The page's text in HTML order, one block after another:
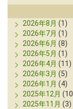
2026年8月 (1)
2026年7月 (1)
2026年6月 (8)
2026年5月 (1)
2026年4月 (11)
2026年3月 (5)
2026年1月 (4)
2025年12月
2025年11月 (3)